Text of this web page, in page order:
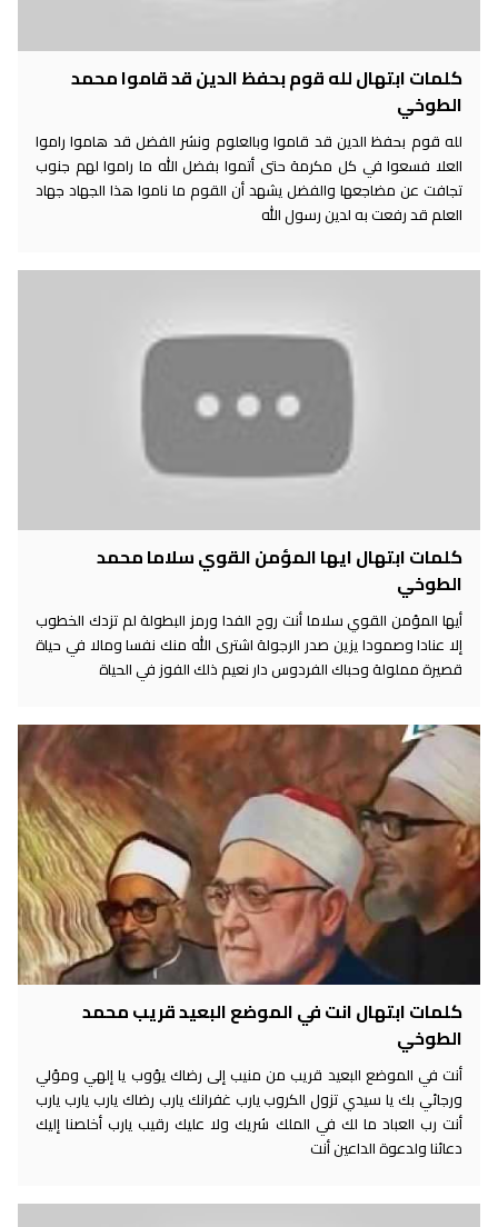
كلمات ابتهال لله قوم بحفظ الدين قد قاموا محمد
الطوخي
لله قوم بحفظ الدين قد قاموا وبالعلوم ونشر الفضل قد هاموا راموا
العلا فسعوا في كل مكرمة حتى أتموا بفضل الله ما راموا لهم جنوب
تجافت عن مضاجعها والفضل يشهد أن القوم ما ناموا هذا الجهاد جهاد
العلم قد رفعت به لدين رسول الله
كلمات ابتهال ايها المؤمن القوي سلاما محمد
الطوخي
أيها المؤمن القوي سلاما أنت روح الفدا ورمز البطولة لم تزدك الخطوب
إلا عنادا وصمودا يزين صدر الرجولة اشترى الله منك نفسا ومالا في حياة
قصيرة مملولة وحباك الفردوس دار نعيم ذلك الفوز في الحياة
كلمات ابتهال انت في الموضع البعيد قريب محمد
الطوخي
أنت في الموضع البعيد قريب من منيب إلى رضاك يؤوب يا إلهي ومؤلي
ورجائي بك يا سيدي تزول الكروب يارب غفرانك يارب رضاك يارب يارب يارب
أنت رب العباد ما لك في الملك شريك ولا عليك رقيب يارب أخلصنا إليك
دعائنا ولدعوة الداعين أنت